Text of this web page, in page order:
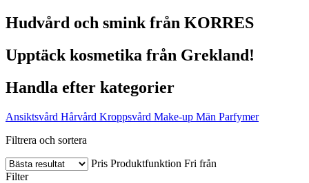
Hudvård och smink från KORRES
Upptäck kosmetika från Grekland!
Handla efter kategorier
Ansiktsvård Hårvård Kroppsvård Make-up Män Parfymer
Filtrera och sortera
Pris Produktfunktion Fri från
Filter